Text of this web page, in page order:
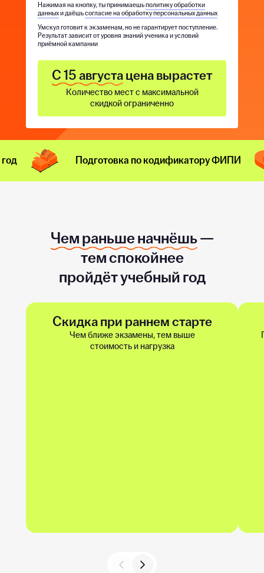
Количество мест с максимальной
скидкой ограниченно
С 15 августацена вырастет
Нажимая на кнопку, ты принимаешьполитику обработки
данныхи даёшьсогласие на обработку персональных данных
Умскул готовит к экзаменам, но не гарантирует поступление.
Результат зависит от уровня знаний ученика и условий
приёмной кампании
Подготовка по кодификатору ФИПИ
Чем раньше начнёшь—
тем спокойнее
пройдёт учебный год
Скидка при раннем старте
Чем ближе экзамены, тем выше
стоимость и нагрузка